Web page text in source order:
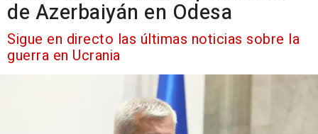
de Azerbaiyán en Odesa
Sigue en directo las últimas noticias sobre la
guerra en Ucrania